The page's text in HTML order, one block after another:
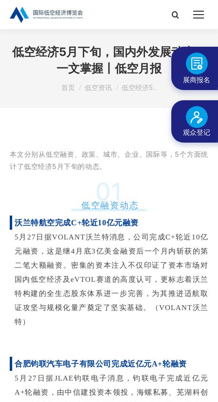
搜
低空经济5月下旬，国内外发展动态，
一文掌握丨低空月报
您在这里：
首页 低空资讯 低空经济5…
本文分别从低空融资、政策、城市、企业、国际等，5个方面统
计了低空经济5月下旬的动态。
01
低空融资动态
沃兰特航空完成C+轮近10亿元融资
5月27日据VOLANT沃兰特消息，公司完成C+轮近10亿
元融资，这是继4月底3亿美金融资后一个月内斩获的第
二笔大额融资。密集的资本注入不仅印证了资本市场对
国内低空经济及eVTOL赛道的高度认可，更标志着沃兰
特构建的全生态股东体系进一步完善，为其推进适航取
证攻坚与规模化量产奠定了坚实基础。（VOLANT沃兰
特）
合肥钧联汽车电子有限公司完成近亿元A+轮融资
5月27日据JLAE钧联电子消息，钧联电子完成近亿元
A+轮融资，由中信建投资本领投，海螺私募、芜湖科创
展商报名
观众登记